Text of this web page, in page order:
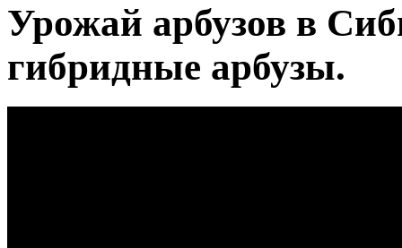
Урожай арбузов в
гибридные арбузы.